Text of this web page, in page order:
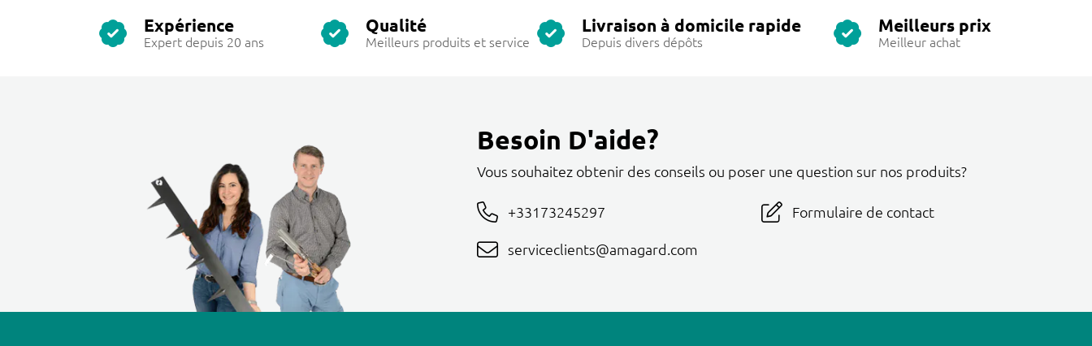
Expérience
Expert depuis 20 ans
Qualité
Meilleurs produits et service
Livraison à domicile rapide
Depuis divers dépôts
Meilleurs prix
Meilleur achat
Besoin D'aide?
Vous souhaitez obtenir des conseils ou poser une question sur nos produits?
+33173245297
serviceclients@amagard.com
Formulaire de contact